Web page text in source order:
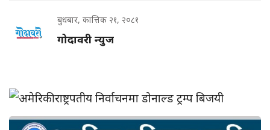
बुधबार, कात्तिक २१, २०८१
गोदावरी न्युज